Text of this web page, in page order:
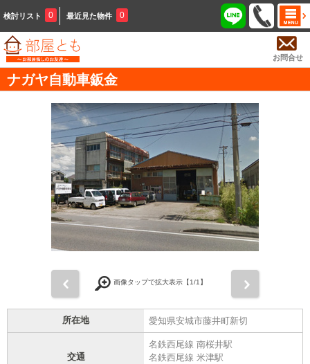
検討リスト 0 最近見た物件 0
お問合せ
ナガヤ自動車鈑金
画像タップで拡大表示【1/1】
所在地 愛知県安城市藤井町新切
交通
名鉄西尾線 南桜井駅
名鉄西尾線 米津駅